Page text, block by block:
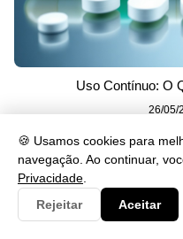
🍪 Usamos cookies para
navegação. Ao continuar,
Privacidade
Rejeitar
Aceitar
Uso Contínuo: O
26/05/